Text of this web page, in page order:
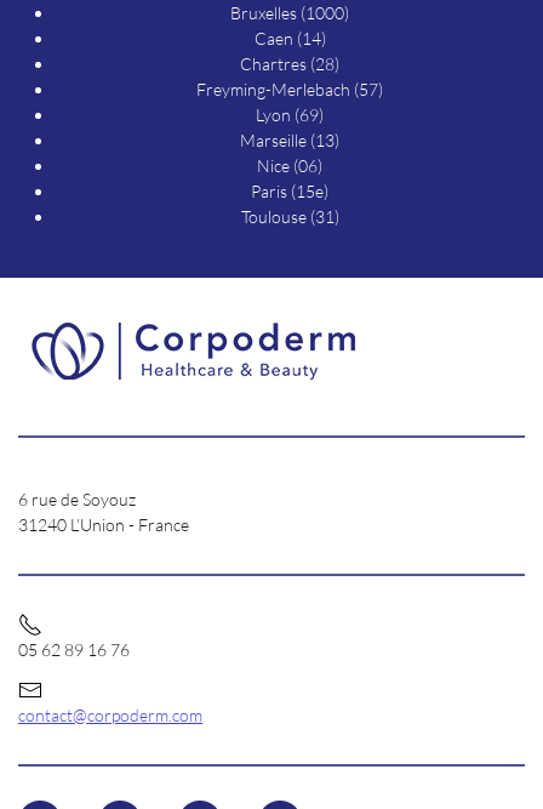
Bruxelles (1000)
Caen (14)
Chartres (28)
Freyming-Merlebach (57)
Lyon (69)
Marseille (13)
Nice (06)
Paris (15e)
Toulouse (31)
6 rue de Soyouz
31240 L’Union - France
05 62 89 16 76
contact@corpoderm.com